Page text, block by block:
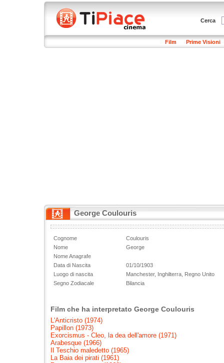
Cerca
Film Prime Visioni
George Coulouris
Cognome
Coulouris
Nome
George
Nome Anagrafe
Data di Nascita
01/10/1903
Luogo di nascita
Manchester, Inghilterra, Regno Unito
Segno Zodiacale
Bilancia
Film che ha interpretato George Coulouris
L'Anticristo (1974)
Papillon (1973)
Exorcismus - Cleo, la dea dell'amore (1971)
Arabesque (1966)
Il Teschio maledetto (1965)
La Baia dei pirati (1961)